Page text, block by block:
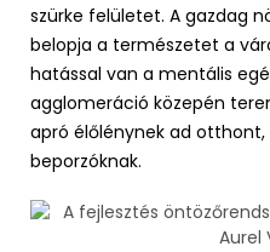
szürke felületet. A gazdag
belopja a természetet a
hatással van a mentális
agglomeráció közepén
apró élőlénynek ad
beporzóknak.